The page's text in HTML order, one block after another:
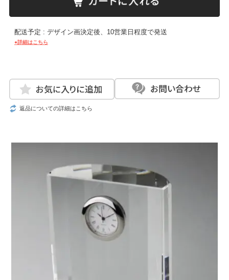
配送予定 : デザイン画決定後、10営業日程度で発送
●詳細はこちら
返品についての詳細はこちら